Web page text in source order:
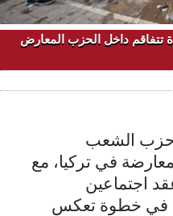
تتفاقم داخل الحزب المعارض
حزب الشعب
في تركيا، مع
اجتماعين
في خطوة تعكس